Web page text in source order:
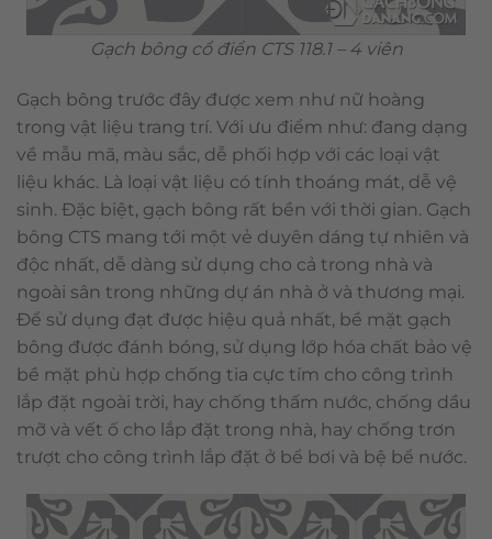
Gạch bông cổ điển CTS 118.1 – 4 viên
Gạch bông trước đây được xem như nữ hoàng
trong vật liệu trang trí. Với ưu điểm như: đang dạng
về mẫu mã, màu sắc, dễ phối hợp với các loại vật
liệu khác. Là loại vật liệu có tính thoáng mát, dễ vệ
sinh. Đặc biệt, gạch bông rất bền với thời gian. Gạch
bông CTS mang tới một vẻ duyên dáng tự nhiên và
độc nhất, dễ dàng sử dụng cho cả trong nhà và
ngoài sân trong những dự án nhà ở và thương mại.
Để sử dụng đạt được hiệu quả nhất, bề mặt gạch
bông được đánh bóng, sử dụng lớp hóa chất bảo vệ
bề mặt phù hợp chống tia cực tím cho công trình
lắp đặt ngoài trời, hay chống thấm nước, chống dầu
mỡ và vết ố cho lắp đặt trong nhà, hay chống trơn
trượt cho công trình lắp đặt ở bể bơi và bệ bể nước.